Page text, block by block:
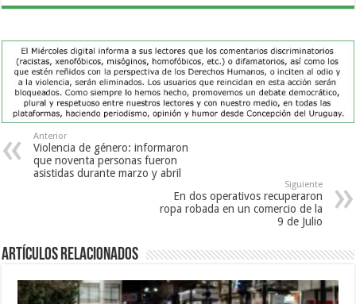
Anterior
Violencia de género: informaron
que noventa personas fueron
asistidas durante marzo y abril
Siguiente
En dos operativos recuperaron
ropa robada en un comercio de la
9 de Julio
Artículos Relacionados